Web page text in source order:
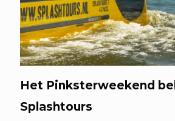
Het Pinksterweekend
Splashtours